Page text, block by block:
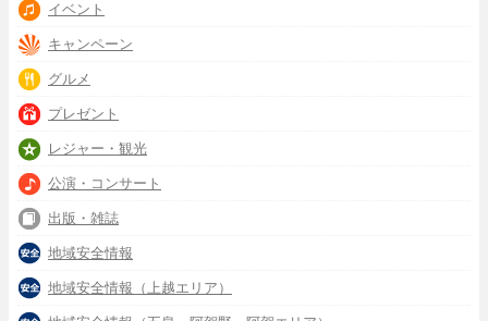
イベント
キャンペーン
グルメ
プレゼント
レジャー・観光
公演・コンサート
出版・雑誌
地域安全情報
地域安全情報（上越エリア）